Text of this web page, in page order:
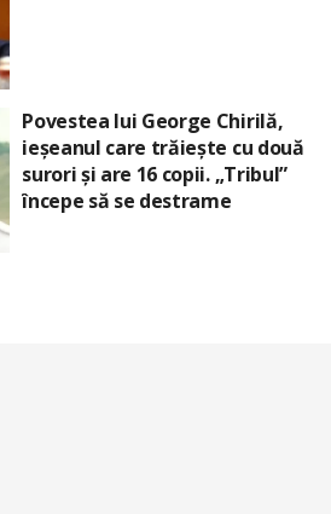
Povestea lui George Chirilă,
ieșeanul care trăiește cu două
surori și are 16 copii. „Tribul”
începe să se destrame